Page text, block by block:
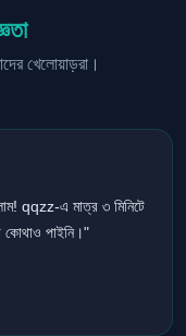
খেলোয়াড়রা।
qqzz-এ মাত্র ৩ মিনিটে
পাইনি।"